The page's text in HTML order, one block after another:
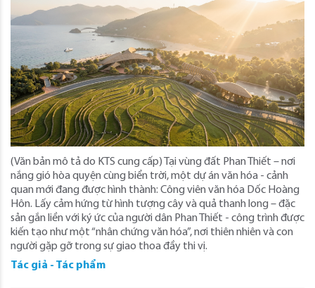
(Văn bản mô tả do KTS cung cấp) Tại vùng đất Phan Thiết – nơi
nắng gió hòa quyện cùng biển trời, một dự án văn hóa - cảnh
quan mới đang được hình thành: Công viên văn hóa Dốc Hoàng
Hôn. Lấy cảm hứng từ hình tượng cây và quả thanh long – đặc
sản gắn liền với ký ức của người dân Phan Thiết - công trình được
kiến tạo như một “nhân chứng văn hóa”, nơi thiên nhiên và con
người gặp gỡ trong sự giao thoa đầy thi vị.
Tác giả - Tác phẩm